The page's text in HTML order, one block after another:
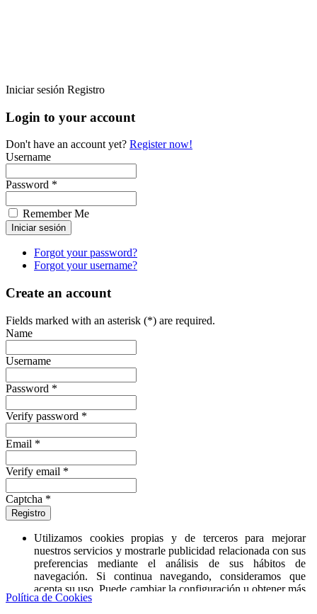
Iniciar sesión Registro
Login to your account
Don't have an account yet? Register now!
Username
Password *
Remember Me
Forgot your password?
Forgot your username?
Create an account
Fields marked with an asterisk (*) are required.
Name
Username
Password *
Verify password *
Email *
Verify email *
Captcha *
Registro
Utilizamos cookies propias y de terceros para mejorar
nuestros servicios y mostrarle publicidad relacionada con sus
preferencias mediante el análisis de sus hábitos de
navegación. Si continua navegando, consideramos que
acepta su uso. Puede cambiar la configuración u obtener más
información‘aquí’
Política de Cookies